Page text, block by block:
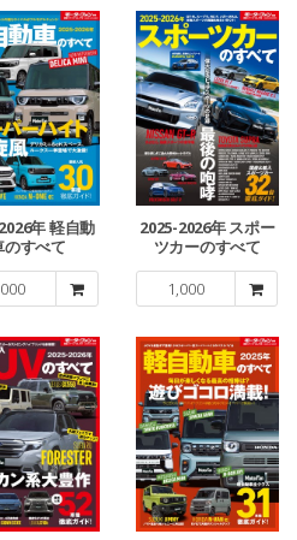
年 軽自動
のすべて
2025-2026年 スポー
ツカーのすべて
1,000